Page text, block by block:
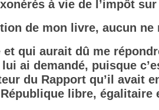
à vie de l’impôt
de mon livre, aucun ne
qui aurait dû me
lui ai demandé, puisque
du Rapport qu’il avait
libre, égalitaire